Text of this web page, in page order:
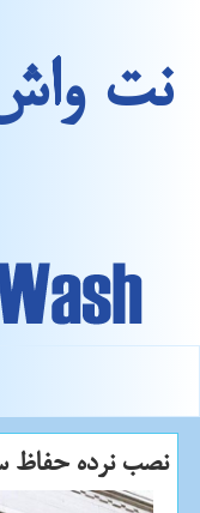
نت
نصب نرده حفاظ